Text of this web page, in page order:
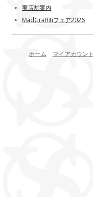
実店舗案内
MadGraffitiフェア2026
ホーム マイアカウント